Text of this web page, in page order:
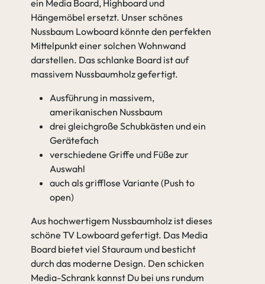
ein Media Board, Highboard und
Hängemöbel ersetzt. Unser schönes
Nussbaum Lowboard könnte den perfekten
Mittelpunkt einer solchen Wohnwand
darstellen. Das schlanke Board ist auf
massivem Nussbaumholz gefertigt.
Ausführung in massivem,
amerikanischen Nussbaum
drei gleichgroße Schubkästen und ein
Gerätefach
verschiedene Griffe und Füße zur
Auswahl
auch als grifflose Variante (Push to
open)
Aus hochwertigem Nussbaumholz ist dieses
schöne TV Lowboard gefertigt. Das Media
Board bietet viel Stauraum und besticht
durch das moderne Design. Den schicken
Media-Schrank kannst Du bei uns rundum